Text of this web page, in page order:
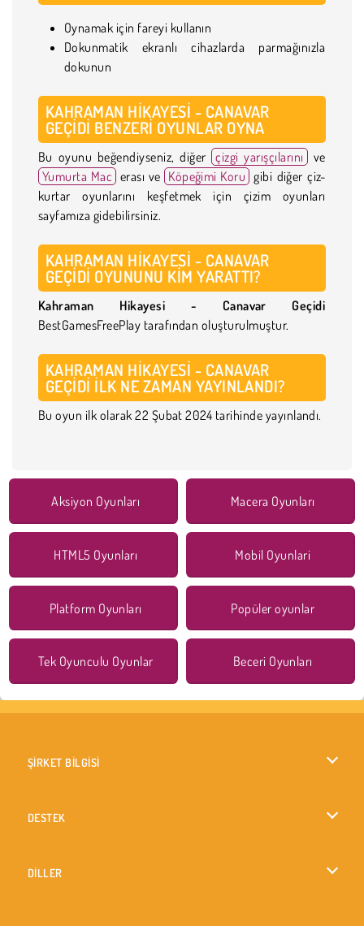
Oynamak için fareyi kullanın
Dokunmatik ekranlı cihazlarda parmağınızla
dokunun
KAHRAMAN HIKAYESI - CANAVAR
GEÇIDI BENZERI OYUNLAR OYNA
Bu oyunu beğendiyseniz, diğer çizgi yarışçılarını ve
Yumurta Mac erası ve Köpeğimi Koru gibi diğer çiz-
kurtar oyunlarını keşfetmek için çizim oyunları
sayfamıza gidebilirsiniz.
KAHRAMAN HIKAYESI - CANAVAR
GEÇIDI OYUNUNU KIM YARATTI?
Kahraman Hikayesi - Canavar Geçidi
BestGamesFreePlay tarafından oluşturulmuştur.
KAHRAMAN HIKAYESI - CANAVAR
GEÇIDI ILK NE ZAMAN YAYINLANDI?
Bu oyun ilk olarak 22 Şubat 2024 tarihinde yayınlandı.
Aksiyon Oyunları Macera Oyunları
HTML5 Oyunları Mobil Oyunlari
Platform Oyunları Popüler oyunlar
Tek Oyunculu Oyunlar Beceri Oyunları
ŞİRKET BİLGİSİ
DESTEK
DİLLER